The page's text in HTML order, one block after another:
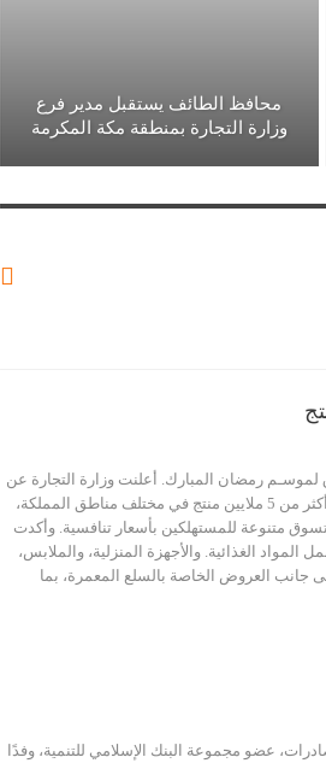
محافظ الطائف يستقبل مدير فرع
وزارة التجارة بمنطقة مكة المكرمة
رمضان المبارك. أعلنت وزارة التجارة عن
إصدار 1,987 ترخيصًا لتخفيضات رمضان حتى الآن، شملت أكثر من 5 ملايين منتج في مختلف مناطق المملكة،
متنوعة للمستهلكين بأسعار تنافسية. وأكدت
الغذائية. والأجهزة المنزلية، والملابس،
جانب العروض الخاصة بالسلع المعمرة، بما
عضو مجموعة البنك الإسلامي للتنمية، وفدًا